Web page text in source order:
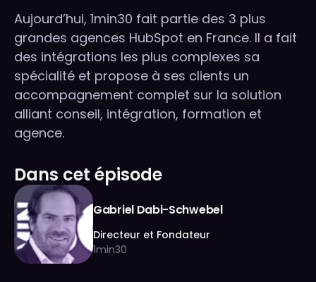
Aujourd’hui, 1min30 fait partie des 3 plus
grandes agences HubSpot en France. Il a fait
des intégrations les plus complexes sa
spécialité et propose à ses clients un
accompagnement complet sur la solution
alliant conseil, intégration, formation et
agence.
Dans cet épisode
Gabriel Dabi-Schwebel
Directeur et Fondateur
1min30